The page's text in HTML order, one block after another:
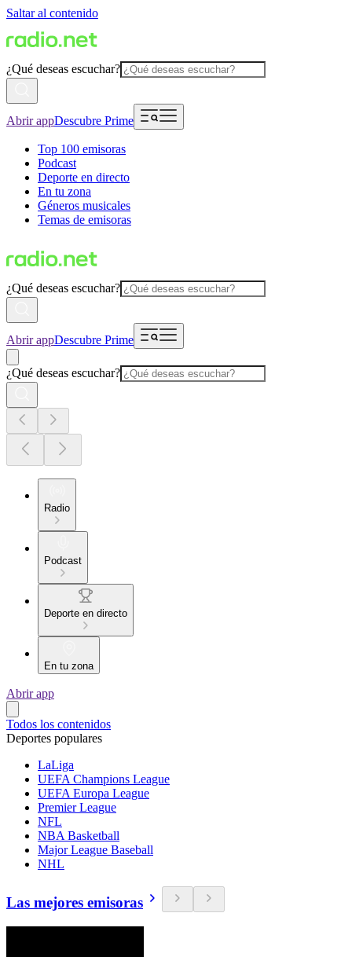
Saltar al contenido
¿Qué deseas escuchar?
Abrir appDescubre Prime
Top 100 emisoras
Podcast
Deporte en directo
En tu zona
Géneros musicales
Temas de emisoras
¿Qué deseas escuchar?
Abrir appDescubre Prime
¿Qué deseas escuchar?
Radio
Podcast
Deporte en directo
En tu zona
Abrir app
Todos los contenidos
Deportes populares
LaLiga
UEFA Champions League
UEFA Europa League
Premier League
NFL
NBA Basketball
Major League Baseball
NHL
Las mejores emisoras